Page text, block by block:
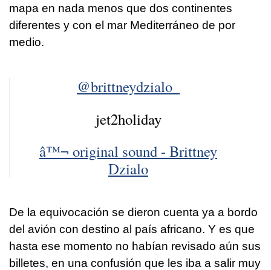
mapa en nada menos que dos continentes
diferentes y con el mar Mediterráneo de por
medio.
@brittneydzialo_
jet2holiday
â™¬ original sound - Brittney
Dzialo
De la equivocación se dieron cuenta ya a bordo
del avión con destino al país africano. Y es que
hasta ese momento no habían revisado aún sus
billetes, en una confusión que les iba a salir muy